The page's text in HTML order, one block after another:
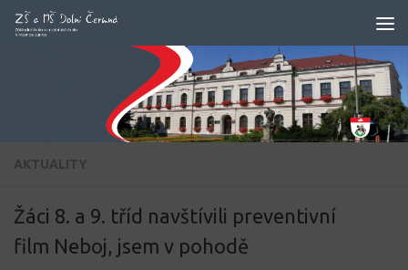
Skip to content
AKTUALITY
Žáci 8. a 9. tříd navštívili preventivní
film Neboj, jsem v pohodě